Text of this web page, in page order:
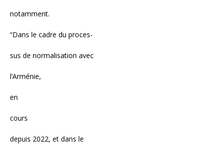
notamment.
“Dans le cadre du proces-
sus de normalisation avec
l’Arménie,
en
cours
depuis 2022, et dans le